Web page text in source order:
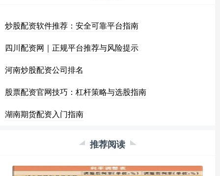
炒股配资软件推荐：安全可靠平台指南
四川配资网｜正规平台推荐与风险提示
河南炒股配资公司排名
股票配资官网技巧：杠杆策略与选股指南
湖南期货配资入门指南
推荐阅读